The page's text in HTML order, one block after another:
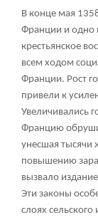
В конце мая
Франции и одно
крестьянское
всем ходом
Франции. Рост
привели к
Увеличивались
Францию
унесшая тысячи
повышению
вызвало
Эти законы
слоях сельского